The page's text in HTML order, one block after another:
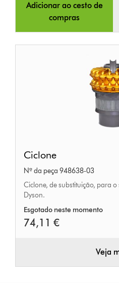
Adicionar ao cesto de
compras
Ciclone
Nº da peça 948638-03
Ciclone, de substituição, para
Dyson.
Esgotado neste momento
74,11 €
Veja